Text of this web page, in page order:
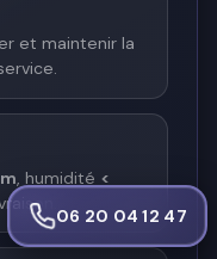
06 20 04 12 47
et maintenir la
, humidité <